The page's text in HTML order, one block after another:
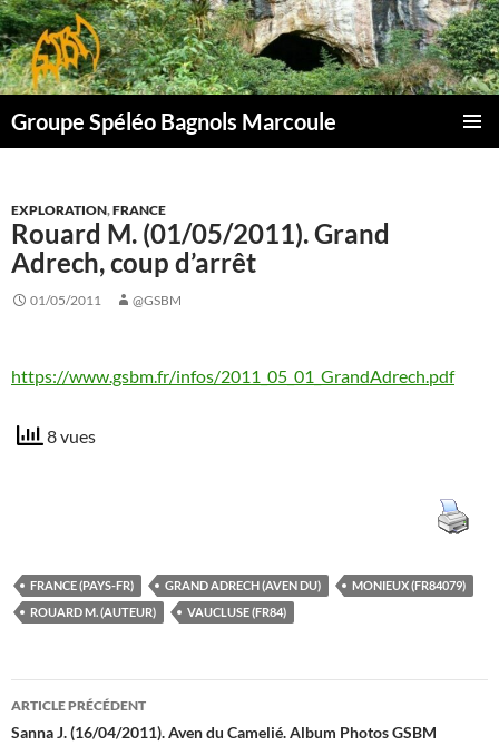
Aller
au
contenu
Groupe Spéléo Bagnols Marcoule
EXPLORATION,FRANCE
Rouard M. (01/05/2011). Grand
Adrech, coup d’arrêt
01/05/2011 @GSBM
https://www.gsbm.fr/infos/2011_05_01_GrandAdrech.pdf
8 vues
FRANCE (PAYS-FR) GRAND ADRECH (AVEN DU)
MONIEUX (FR84079)
ROUARD M. (AUTEUR)
VAUCLUSE (FR84)
Navigation
des
ARTICLE PRÉCÉDENT
Sanna J. (16/04/2011). Aven du Camelié. Album Photos GSBM